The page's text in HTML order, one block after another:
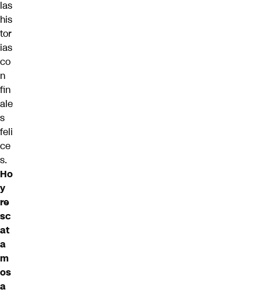
las
his
tor
ias
co
n
fin
ale
s
feli
ce
s.
Ho
y
re
sc
at
a
m
os
a